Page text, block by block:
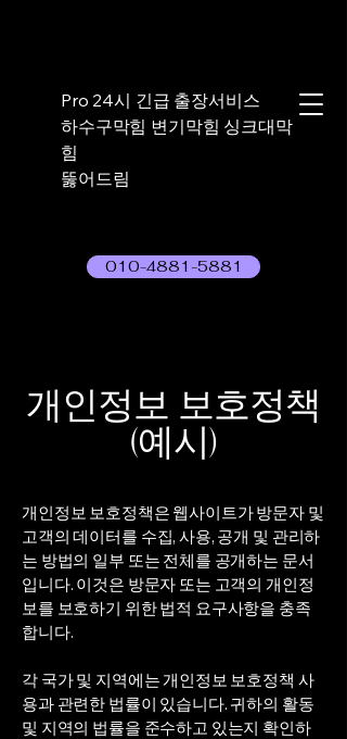
Pro 24시 긴급 출장서비스
하수구막힘 변기막힘 싱크대막
힘
뚫어드림
010-4881-5881
개인정보 보호정책
(예시)
개인정보 보호정책은 웹사이트가 방문자 및
고객의 데이터를 수집, 사용, 공개 및 관리하
는 방법의 일부 또는 전체를 공개하는 문서
입니다. 이것은 방문자 또는 고객의 개인정
보를 보호하기 위한 법적 요구사항을 충족
합니다.
각 국가 및 지역에는 개인정보 보호정책 사
용과 관련한 법률이 있습니다. 귀하의 활동
및 지역의 법률을 준수하고 있는지 확인하